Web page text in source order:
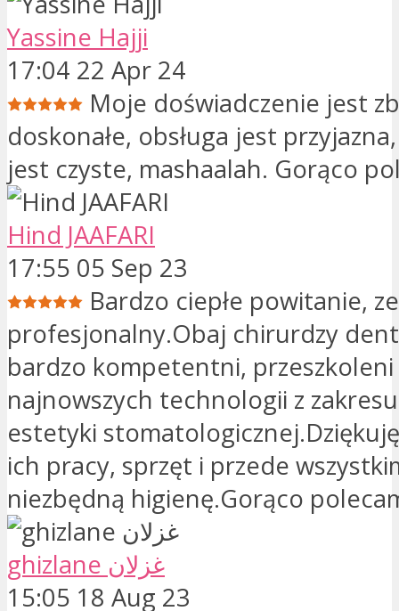
Yassine Hajji
17:04 22 Apr 24
Moje doświadczenie jest
doskonałe, obsługa jest
jest czyste, mashaalah. Gorąco
Hind JAAFARI
17:55 05 Sep 23
Bardzo ciepłe powitanie,
profesjonalny.Obaj chirurdzy
bardzo kompetentni, przeszkoleni
najnowszych technologii z
estetyki
ich pracy, sprzęt i przede
niezbędną higienę.Gorąco
ghizlane غزلان
15:05 18 Aug 23